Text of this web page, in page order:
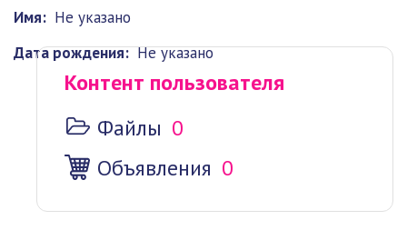
Имя: Не указано
Дата рождения: Не указано
Контент пользователя
Файлы 0
Объявления 0